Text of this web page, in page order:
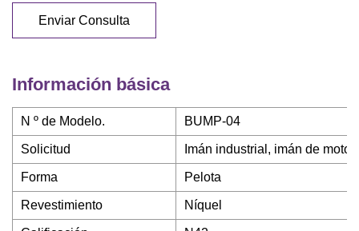
Enviar Consulta
Información básica
N º de Modelo. BUMP-04
Solicitud Imán industrial, imán de motor
Forma Pelota
Revestimiento Níquel